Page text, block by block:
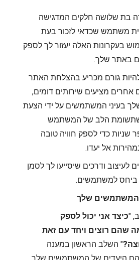
בת שלושה חלקים המדגישה
משתמש שכדאי לזכור בעת
בעקרונות האלה יעזור לך לספק
באתר שלך.
גורם מכריע בהצלחת האתר
מציעים שירותים דומים,
בעיני המשתמשים על ידי הצעת
שתשומת הלב של המשתמש
שניות כדי לספק חוויה טובה
אל יעדו.
ודרכים שיסייעו לך לסמן
ביחס למשתמשים.
"כיצד אני יכול לספק
שהם רוצים ויחד עם זאת
" השלב הראשון במענה